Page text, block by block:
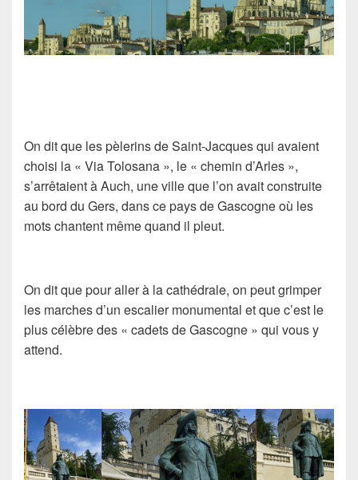
On dit que les pèlerins de Saint-Jacques qui avaient
choisi la « Via Tolosana », le « chemin d’Arles »,
s’arrêtaient à Auch, une ville que l’on avait construite
au bord du Gers, dans ce pays de Gascogne où les
mots chantent même quand il pleut.
On dit que pour aller à la cathédrale, on peut grimper
les marches d’un escalier monumental et que c’est le
plus célèbre des « cadets de Gascogne » qui vous y
attend.